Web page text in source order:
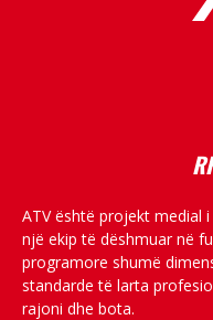
ATV është projekt medial
një ekip të dëshmuar në
programore shumë
standarde të larta
rajoni dhe bota.